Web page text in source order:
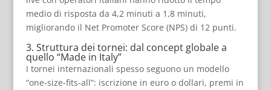
medio di risposta da 4,2 minuti a 1,8 minuti,
migliorando il Net Promoter Score (NPS) di 12 punti.
3. Struttura dei tornei: dal concept globale a
quello “Made in Italy”
I tornei internazionali spesso seguono un modello
“one‑size‑fits‑all”: iscrizione in euro o dollari, premi in